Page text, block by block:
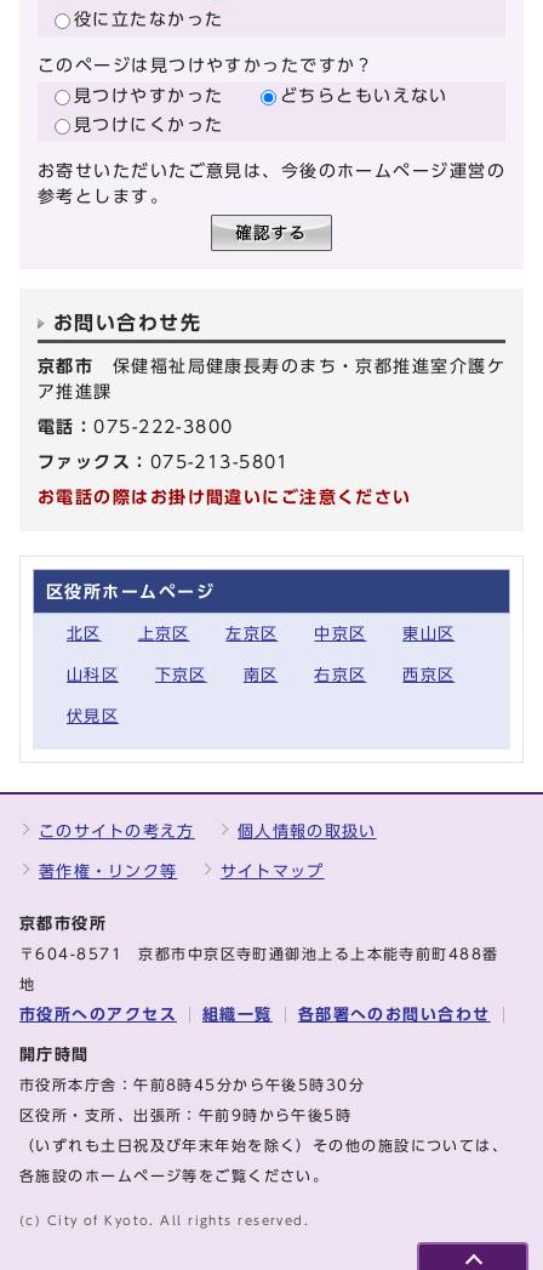
役に立たなかった
このページは見つけやすかったですか？
見つけやすかった
どちらともいえない
見つけにくかった
お寄せいただいたご意見は、今後のホームページ運営の
参考とします。
お問い合わせ先
京都市 保健福祉局健康長寿のまち・京都推進室介護ケ
ア推進課
電話：075-222-3800
ファックス： 075-213-5801
お電話の際はお掛け間違いにご注意ください
区役所ホームページ
北区 上京区 左京区 中京区 東山区
山科区 下京区 南区 右京区 西京区
伏見区
このサイトの考え方 個人情報の取扱い
著作権・リンク等 サイトマップ
京都市役所
〒604-8571 京都市中京区寺町通御池上る上本能寺前町488番
地
市役所へのアクセス 組織一覧 各部署へのお問い合わせ
開庁時間
市役所本庁舎：午前8時45分から午後5時30分
区役所・支所、出張所：午前9時から午後5時
（いずれも土日祝及び年末年始を除く）その他の施設については、
各施設のホームページ等をご覧ください。
(c) City of Kyoto. All rights reserved.